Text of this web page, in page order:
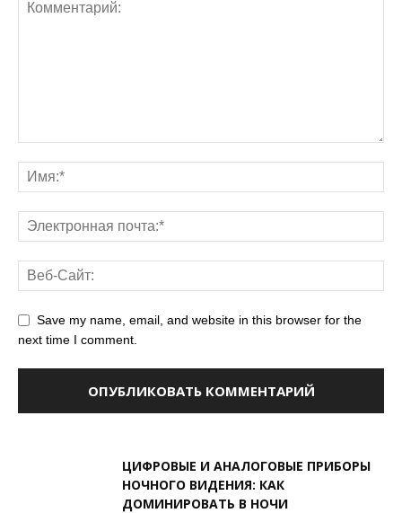
Save my name, email, and website in this browser for the
next time I comment.
ЦИФРОВЫЕ И АНАЛОГОВЫЕ ПРИБОРЫ
НОЧНОГО ВИДЕНИЯ: КАК
ДОМИНИРОВАТЬ В НОЧИ